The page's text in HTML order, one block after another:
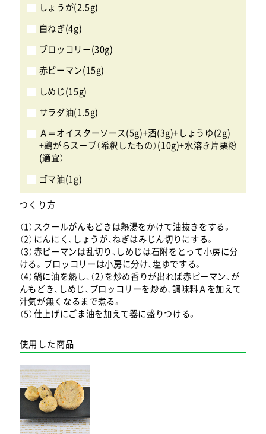
しょうが(2.5g)
白ねぎ(4g)
ブロッコリー(30g)
赤ピーマン(15g)
しめじ(15g)
サラダ油(1.5g)
Ａ＝オイスターソース(5g)+酒(3g)+しょうゆ(2g)
+鶏がらスープ（希釈したもの）(10g)+水溶き片栗粉
(適宜）
ゴマ油(1g)
つくり方
（1）スクールがんもどきは熱湯をかけて油抜きをする。
（2）にんにく、しょうが、ねぎはみじん切りにする。
（3）赤ピーマンは乱切り、しめじは石附をとって小房に分
ける。ブロッコリーは小房に分け、塩ゆでする。
（4）鍋に油を熱し、（2）を炒め香りが出れば赤ピーマン、が
んもどき、しめじ、ブロッコリーを炒め、調味料Ａを加えて
汁気が無くなるまで煮る。
（5）仕上げにごま油を加えて器に盛りつける。
使用した商品